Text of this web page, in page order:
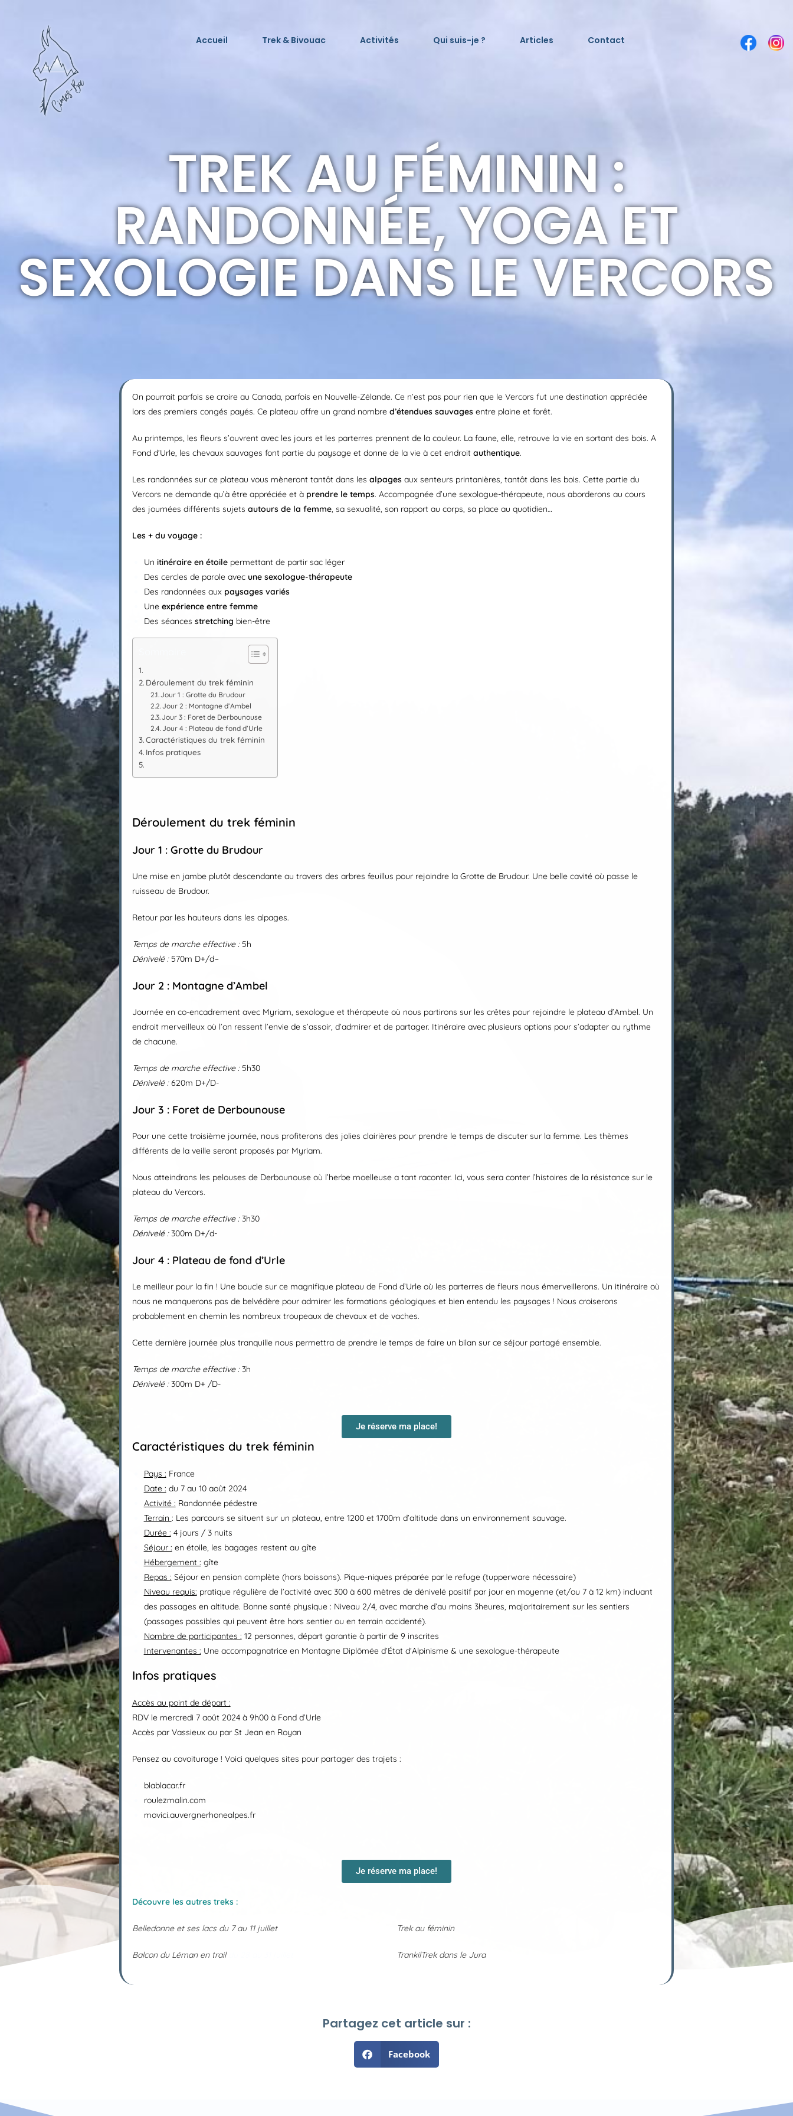
Accueil Trek & Bivouac Activités Qui suis-je ? Articles Contact
TREK AU FÉMININ :
RANDONNÉE, YOGA ET
SEXOLOGIE DANS LE VERCORS
On pourrait parfois se croire au Canada, parfois en Nouvelle-Zélande. Ce n’est pas pour rien que le Vercors fut une destination appréciée
lors des premiers congés payés. Ce plateau offre un grand nombre d’étendues sauvages entre plaine et forêt.
Au printemps, les fleurs s’ouvrent avec les jours et les parterres prennent de la couleur. La faune, elle, retrouve la vie en sortant des bois. A
Fond d’Urle, les chevaux sauvages font partie du paysage et donne de la vie à cet endroit authentique.
Les randonnées sur ce plateau vous mèneront tantôt dans les alpages aux senteurs printanières, tantôt dans les bois. Cette partie du
Vercors ne demande qu’à être appréciée et à prendre le temps. Accompagnée d’une sexologue-thérapeute, nous aborderons au cours
des journées différents sujets autours de la femme, sa sexualité, son rapport au corps, sa place au quotidien…
Les + du voyage:
Un itinéraire en étoilepermettant de partir sac léger
Des cercles de parole avec une sexologue-thérapeute
Des randonnées aux paysages variés
Une expérience entre femme
Des séances stretching bien-être
Déroulement du trek féminin
Jour 1 : Grotte du Brudour
Jour 2 : Montagne d’Ambel
Jour 3 : Foret de Derbounouse
Jour 4 : Plateau de fond d’Urle
Caractéristiques du trek féminin
Infos pratiques
Déroulement du trek féminin
Jour 1 : Grotte du Brudour
Une mise en jambe plutôt descendante au travers des arbres feuillus pour rejoindre la Grotte de Brudour. Une belle cavité où passe le
ruisseau de Brudour.
Retour par les hauteurs dans les alpages.
Temps de marche effective :5h
Dénivelé : 570m D+/d–
Jour 2 : Montagne d’Ambel
Journée en co-encadrement avec Myriam, sexologue et thérapeute où nous partirons sur les crêtes pour rejoindre le plateau d’Ambel. Un
endroit merveilleux où l’on ressent l’envie de s’assoir, d’admirer et de partager. Itinéraire avec plusieurs options pour s’adapter au rythme
de chacune.
Temps de marche effective:5h30
Dénivelé :620m D+/D-
Jour 3 : Foret de Derbounouse
Pour une cette troisième journée, nous profiterons des jolies clairières pour prendre le temps de discuter sur la femme. Les thèmes
différents de la veille seront proposés par Myriam.
Nous atteindrons les pelouses de Derbounouse où l’herbe moelleuse a tant raconter. Ici, vous sera conter l’histoires de la résistance sur le
plateau du Vercors.
Temps de marche effective:3h30
Dénivelé :300m D+/d-
Jour 4 : Plateau de fond d’Urle
Le meilleur pour la fin ! Une boucle sur ce magnifique plateau de Fond d’Urle où les parterres de fleurs nous émerveillerons. Un itinéraire où
nous ne manquerons pas de belvédère pour admirer les formations géologiques et bien entendu les paysages ! Nous croiserons
probablement en chemin les nombreux troupeaux de chevaux et de vaches.
Cette dernière journée plus tranquille nous permettra de prendre le temps de faire un bilan sur ce séjour partagé ensemble.
Temps de marche effective :3h
Dénivelé :300m D+ /D-
Je réserve ma place!
Caractéristiques du trek féminin
Pays : France
Date : du 7 au 10 août 2024
Activité : Randonnée pédestre
Terrain : Les parcours se situent sur un plateau, entre 1200 et 1700m d’altitude dans un environnement sauvage.
Durée : 4 jours / 3 nuits
Séjour : en étoile, les bagages restent au gîte
Hébergement : gîte
Repas : Séjour en pension complète (hors boissons). Pique-niques préparée par le refuge (tupperware nécessaire)
Niveau requis: pratique régulière de l’activité avec 300 à 600 mètres de dénivelé positif par jour en moyenne (et/ou 7 à 12 km) incluant
des passages en altitude. Bonne santé physique : Niveau 2/4, avec marche d’au moins 3heures, majoritairement sur les sentiers
(passages possibles qui peuvent être hors sentier ou en terrain accidenté).
Nombre de participantes : 12 personnes, départ garantie à partir de 9 inscrites
Intervenantes : Une accompagnatrice en Montagne Diplômée d’État d’Alpinisme & une sexologue-thérapeute
Infos pratiques
Accès au point de départ :
RDV le mercredi 7 août 2024 à 9h00 à Fond d’Urle
Accès par Vassieux ou par St Jean en Royan
Pensez au covoiturage ! Voici quelques sites pour partager des trajets :
blablacar.fr
roulezmalin.com
movici.auvergnerhonealpes.fr
Je réserve ma place!
Découvre les autres treks :
Belledonne et ses lacs du 7 au 11 juillet
Balcon du Léman en traildu 28 au 31 juillet
Trek au féminin
TrankilTrek dans le Jura
Partagez cet article sur :
Facebook